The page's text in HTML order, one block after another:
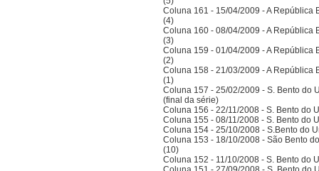
Coluna 161 - 15/04/2009 - A República
(4)
Coluna 160 - 08/04/2009 - A República
(3)
Coluna 159 - 01/04/2009 - A República
(2)
Coluna 158 - 21/03/2009 - A República
(1)
Coluna 157 - 25/02/2009 - S. Bento do
(final da série)
Coluna 156 - 22/11/2008 - S. Bento do
Coluna 155 - 08/11/2008 - S. Bento do
Coluna 154 - 25/10/2008 - S.Bento do
Coluna 153 - 18/10/2008 - São Bento
(10)
Coluna 152 - 11/10/2008 - S. Bento do